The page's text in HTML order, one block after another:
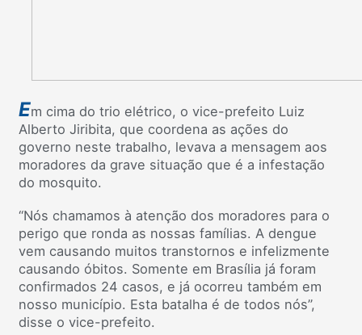
Em cima do trio elétrico, o vice-prefeito Luiz
Alberto Jiribita, que coordena as ações do
governo neste trabalho, levava a mensagem aos
moradores da grave situação que é a infestação
do mosquito.
“Nós chamamos à atenção dos moradores para o
perigo que ronda as nossas famílias. A dengue
vem causando muitos transtornos e infelizmente
causando óbitos. Somente em Brasília já foram
confirmados 24 casos, e já ocorreu também em
nosso município. Esta batalha é de todos nós”,
disse o vice-prefeito.